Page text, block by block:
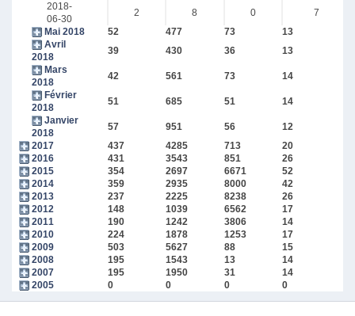
2018-
06-30
2 8 0
7
Mai 2018
52 477 73 13
Avril
2018
39 430 36 13
Mars
2018
42 561 73 14
Février
2018
51 685 51 14
Janvier
2018
57 951 56 12
2017
437 4285 713 20
2016
431 3543 851 26
2015
354 2697 6671 52
2014
359 2935 8000 42
2013
237 2225 8238 26
2012
148 1039 6562 17
2011
190 1242 3806 14
2010
224 1878 1253 17
2009
503 5627 88 15
2008
195 1543 13 14
2007
195 1950 31 14
2005
0 0 0 0